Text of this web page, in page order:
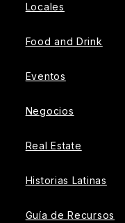
Locales
Food and Drink
Eventos
Negocios
Real Estate
Historias Latinas
Guía de Recursos